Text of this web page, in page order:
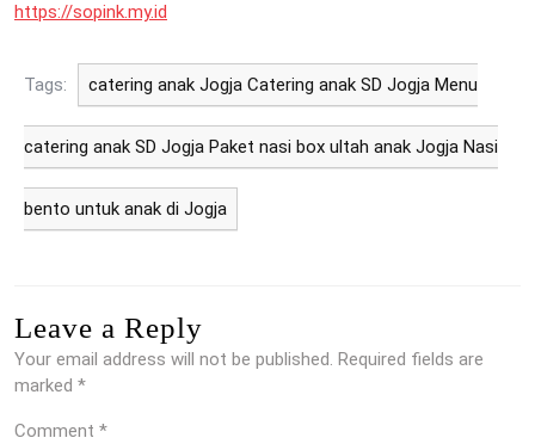
https://sopink.my.id
Tags: catering anak Jogja Catering anak SD Jogja Menu
catering anak SD Jogja Paket nasi box ultah anak Jogja Nasi
bento untuk anak di Jogja
Leave a Reply
Your email address will not be published. Required fields are
marked *
Comment *